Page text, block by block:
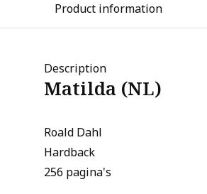
Product information
Description
Matilda (NL)
Roald Dahl
Hardback
256 pagina's